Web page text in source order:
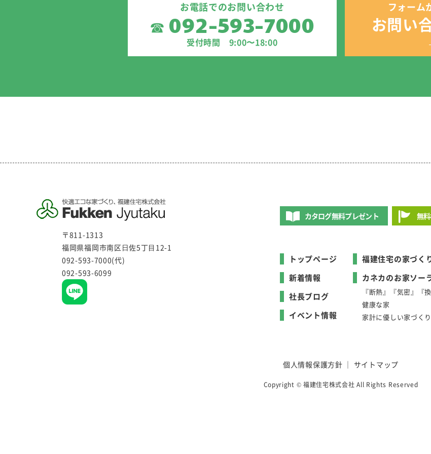
お電話でのお問い合わせ
☎ 092-593-7000
受付時間 9:00〜18:00
フォーム
お問い
〒811-1313
福岡県福岡市南区⽇佐5丁⽬12-1
092-593-7000(代)
092-593-6099
カタログ無料プレゼント 無
トップページ
新着情報
社長ブログ
イベント情報
福建住宅の家づく
カネカのお家ソー
『断熱』『気密』『
健康な家
家計に優しい家づくり
個人情報保護方針 ｜ サイトマップ
Copyright © 福建住宅株式会社 All Rights Reserved